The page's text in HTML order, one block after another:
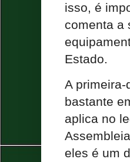
isso, é
comenta a
Estado.
A
bastante
aplica no
eles é um